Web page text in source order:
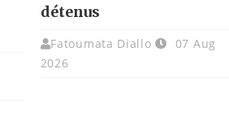
détenus
Fatoumata Diallo
07 Aug
2026